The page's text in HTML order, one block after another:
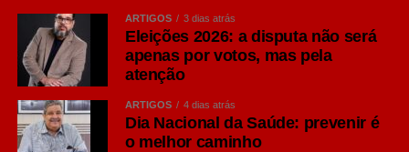
ARTIGOS 3 dias atrás
Eleições 2026: a disputa não será
apenas por votos, mas pela
atenção
ARTIGOS 4 dias atrás
Dia Nacional da Saúde: prevenir é
o melhor caminho